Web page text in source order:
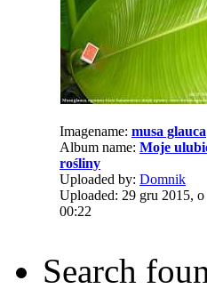
Imagename: musa glauca
Album name: Moje
rośliny
Uploaded by: Domnik
Uploaded: 29 gru 2015, o
00:22
Search